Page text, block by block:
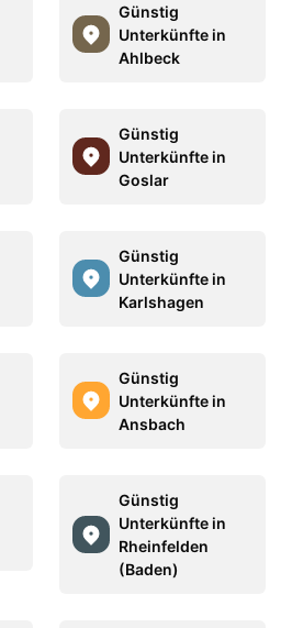
Günstig
Unterkünfte in
Ahlbeck
Günstig
Unterkünfte in
Goslar
Günstig
Unterkünfte in
Karlshagen
Günstig
Unterkünfte in
Ansbach
Günstig
Unterkünfte in
Rheinfelden
(Baden)